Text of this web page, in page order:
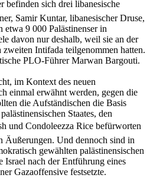
befinden sich drei libanesische
Samir Kuntar, libanesischer Druse,
etwa 9 000 Palästinenser in
davon nur deshalb, weil sie an der
zweiten Intifada teilgenommen hatten.
PLO-Führer Marwan Bargouti.
im Kontext des neuen
einmal erwähnt werden, gegen die
die Aufständischen die Basis
Staates, den
und Condoleezza Rice befürworten 
Äußerungen. Und dennoch sind in
gewählten palästinensischen
Israel nach der Entführung eines
Gazaoffensive festsetzte.